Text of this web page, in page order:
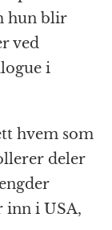
hun blir
ved
i
hvem som
deler
inn i USA,